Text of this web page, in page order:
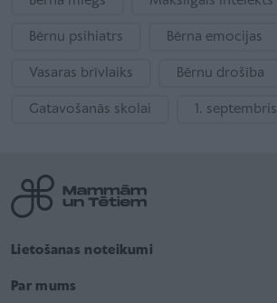
Bērnu psihiatrs Bērna emocijas
Vasaras brīvlaiks Bērnu drošība
Gatavošanās skolai 1. septembris
Lietošanas noteikumi
Par mums